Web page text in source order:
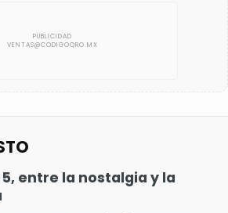
entre la nostalgia y la